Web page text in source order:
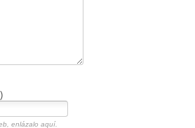
enlázalo aquí.